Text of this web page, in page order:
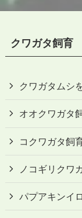
クワガタ飼育
クワガタムシ
オオクワガタ
コクワガタ飼
ノコギリクワ
パプアキンイ